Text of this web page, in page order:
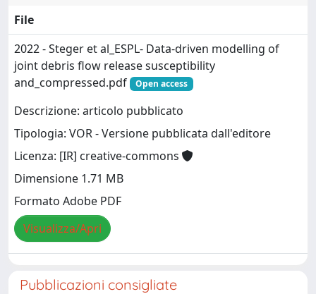
File
2022 - Steger et al_ESPL- Data‐driven modelling of
joint debris flow release susceptibility
and_compressed.pdf
Open access
Descrizione: articolo pubblicato
Tipologia: VOR - Versione pubblicata dall'editore
Licenza: [IR] creative-commons
Dimensione 1.71 MB
Formato Adobe PDF
Visualizza/Apri
Pubblicazioni consigliate